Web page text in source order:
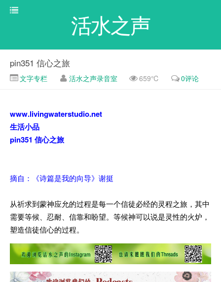
活水之声
pin351 信心之旅
文字专栏 活水之声录音室 659℃ 0评论
www.livingwaterstudio.net
生活小品
pin351 信心之旅
摘自：《诗篇是我的向导》谢挺
从祈求到蒙神应允的过程是每一个信徒必经的灵程之旅，其中
需要等候、忍耐、信靠和盼望。等候神可以说是灵性的火炉，
塑造信徒信心的过程。